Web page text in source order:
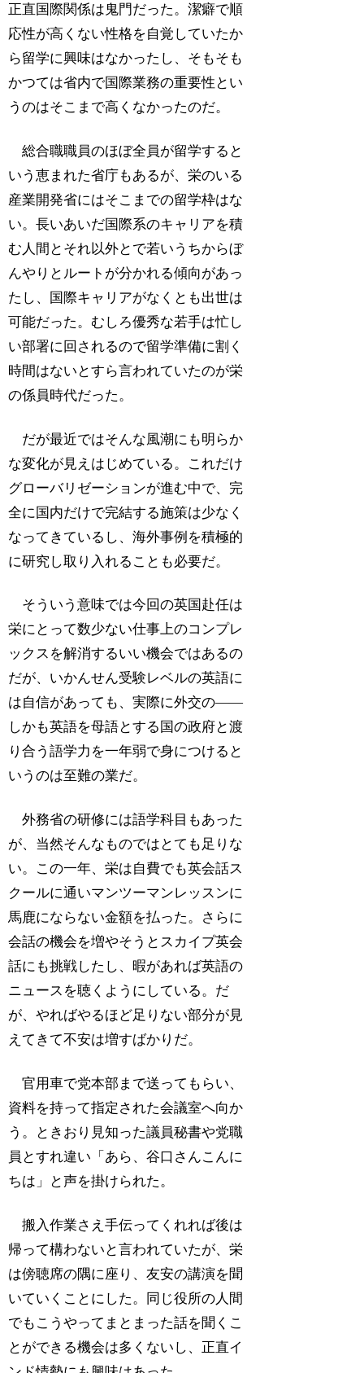
正直国際関係は鬼門だった。潔癖で順
応性が高くない性格を自覚していたか
ら留学に興味はなかったし、そもそも
かつては省内で国際業務の重要性とい
うのはそこまで高くなかったのだ。
総合職職員のほぼ全員が留学すると
いう恵まれた省庁もあるが、栄のいる
産業開発省にはそこまでの留学枠はな
い。長いあいだ国際系のキャリアを積
む人間とそれ以外とで若いうちからぼ
んやりとルートが分かれる傾向があっ
たし、国際キャリアがなくとも出世は
可能だった。むしろ優秀な若手は忙し
い部署に回されるので留学準備に割く
時間はないとすら言われていたのが栄
の係員時代だった。
だが最近ではそんな風潮にも明らか
な変化が見えはじめている。これだけ
グローバリゼーションが進む中で、完
全に国内だけで完結する施策は少なく
なってきているし、海外事例を積極的
に研究し取り入れることも必要だ。
そういう意味では今回の英国赴任は
栄にとって数少ない仕事上のコンプレ
ックスを解消するいい機会ではあるの
だが、いかんせん受験レベルの英語に
は自信があっても、実際に外交の――
しかも英語を母語とする国の政府と渡
り合う語学力を一年弱で身につけると
いうのは至難の業だ。
外務省の研修には語学科目もあった
が、当然そんなものではとても足りな
い。この一年、栄は自費でも英会話ス
クールに通いマンツーマンレッスンに
馬鹿にならない金額を払った。さらに
会話の機会を増やそうとスカイプ英会
話にも挑戦したし、暇があれば英語の
ニュースを聴くようにしている。だ
が、やればやるほど足りない部分が見
えてきて不安は増すばかりだ。
官用車で党本部まで送ってもらい、
資料を持って指定された会議室へ向か
う。ときおり見知った議員秘書や党職
員とすれ違い「あら、谷口さんこんに
ちは」と声を掛けられた。
搬入作業さえ手伝ってくれれば後は
帰って構わないと言われていたが、栄
は傍聴席の隅に座り、友安の講演を聞
いていくことにした。同じ役所の人間
でもこうやってまとまった話を聞くこ
とができる機会は多くないし、正直イ